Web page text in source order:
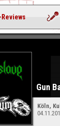
Gun
Köln,
Reviews